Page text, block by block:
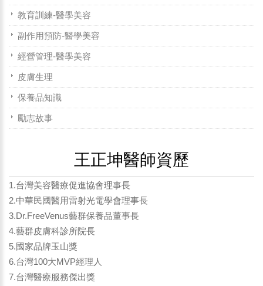
教育訓練-醫學美容
副作用預防-醫學美容
經營管理-醫學美容
皮膚生理
保養品知識
勵志故事
王正坤醫師資歷
1.台灣美容醫療促進協會理事長
2.中華民國醫用雷射光電學會理事長
3.Dr.FreeVenus藝群保養品董事長
4.藝群皮膚科診所院長
5.國家品牌玉山獎
6.台灣100大MVP經理人
7.台灣醫療服務傑出獎